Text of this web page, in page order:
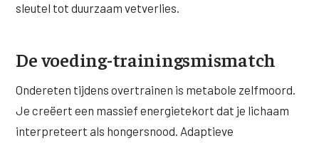
sleutel tot duurzaam vetverlies.
De voeding-trainingsmismatch
Ondereten tijdens overtrainen is metabole zelfmoord.
Je creëert een massief energietekort dat je lichaam
interpreteert als hongersnood. Adaptieve